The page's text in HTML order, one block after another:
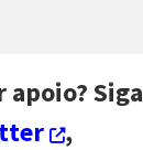
Siga
,